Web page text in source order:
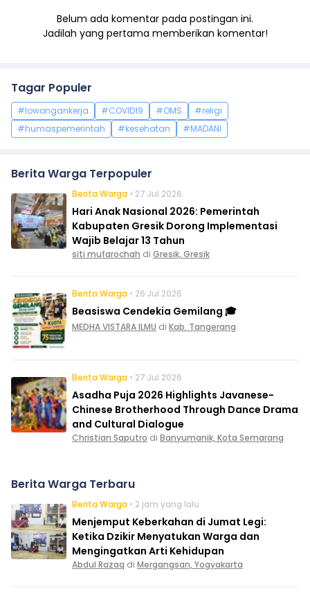
Belum ada komentar pada postingan ini.
Jadilah yang pertama memberikan komentar!
Tagar Populer
#lowongankerja #COVID19 #OMS
#religi
#humaspemerintah
#kesehatan #MADANI
Berita Warga Terpopuler
Berita Warga • 27 Jul 2026
Hari Anak Nasional 2026: Pemerintah
Kabupaten Gresik Dorong Implementasi
Wajib Belajar 13 Tahun
siti mufarochah di Gresik, Gresik
Berita Warga • 26 Jul 2026
Beasiswa Cendekia Gemilang 🎓
MEDHA VISTARA ILMU di Kab. Tangerang
Berita Warga • 27 Jul 2026
Asadha Puja 2026 Highlights Javanese-
Chinese Brotherhood Through Dance Drama
and Cultural Dialogue
Christian Saputro di Banyumanik, Kota Semarang
Berita Warga Terbaru
Berita Warga • 2 jam yang lalu
Menjemput Keberkahan di Jumat Legi:
Ketika Dzikir Menyatukan Warga dan
Mengingatkan Arti Kehidupan
Abdul Razaq di Mergangsan, Yogyakarta